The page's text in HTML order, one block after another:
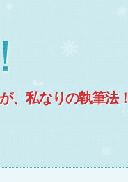
、私なりの執筆法！